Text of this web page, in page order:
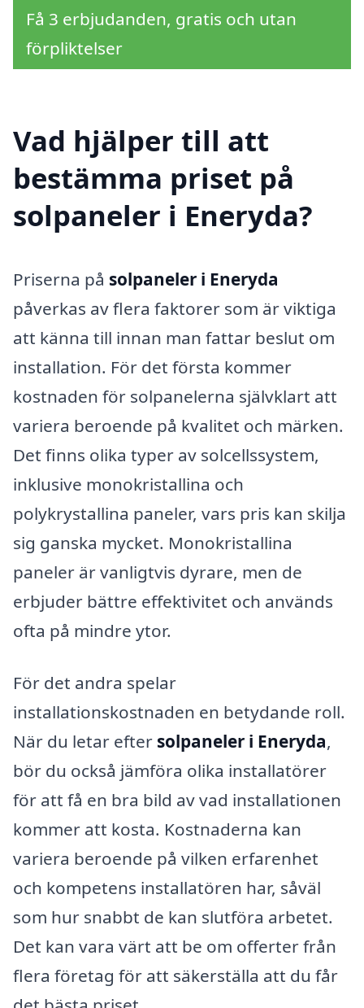
Få 3 erbjudanden, gratis och utan
förpliktelser
Vad hjälper till att
bestämma priset på
solpaneler i Eneryda?
Priserna på solpaneler i Eneryda
påverkas av flera faktorer som är viktiga
att känna till innan man fattar beslut om
installation. För det första kommer
kostnaden för solpanelerna självklart att
variera beroende på kvalitet och märken.
Det finns olika typer av solcellssystem,
inklusive monokristallina och
polykrystallina paneler, vars pris kan skilja
sig ganska mycket. Monokristallina
paneler är vanligtvis dyrare, men de
erbjuder bättre effektivitet och används
ofta på mindre ytor.
För det andra spelar
installationskostnaden en betydande roll.
När du letar efter solpaneler i Eneryda,
bör du också jämföra olika installatörer
för att få en bra bild av vad installationen
kommer att kosta. Kostnaderna kan
variera beroende på vilken erfarenhet
och kompetens installatören har, såväl
som hur snabbt de kan slutföra arbetet.
Det kan vara värt att be om offerter från
flera företag för att säkerställa att du får